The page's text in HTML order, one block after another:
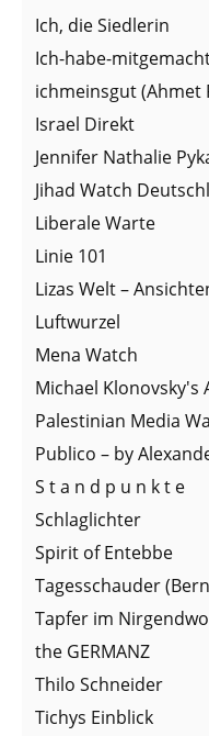
Ich, die Siedlerin
Ich-habe-
ichmeinsgut (Ahmet
Israel Direkt
Jennifer Nathalie
Jihad Watch
Liberale Warte
Linie 101
Lizas Welt –
Luftwurzel
Mena Watch
Michael Klonovsky's
Palestinian Media
Publico – by
S t a n d p u n k t e
Schlaglichter
Spirit of Entebbe
Tagesschauder
Tapfer im Nirgendwo
the GERMANZ
Thilo Schneider
Tichys Einblick